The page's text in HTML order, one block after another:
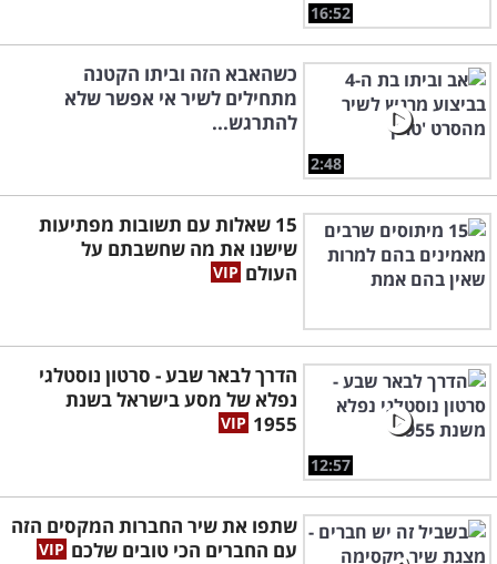
16:52
2:48
כשהאבא הזה וביתו הקטנה
מתחילים לשיר אי אפשר שלא
להתרגש...
15 שאלות עם תשובות מפתיעות
שישנו את מה שחשבתם על
העולם
12:57
הדרך לבאר שבע - סרטון נוסטלגי
נפלא של מסע בישראל בשנת
1955
שתפו את שיר החברות המקסים הזה
עם החברים הכי טובים שלכם